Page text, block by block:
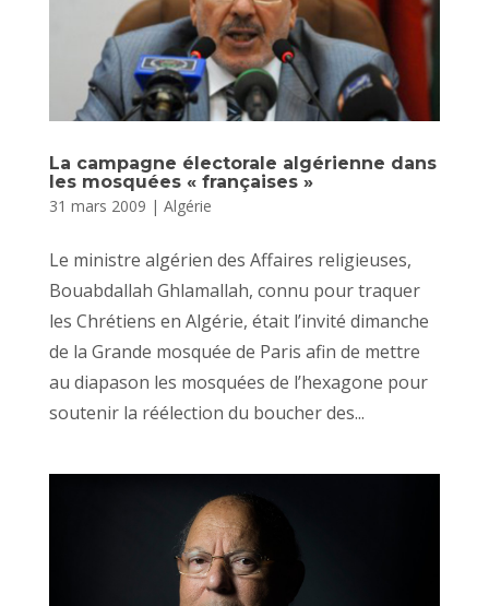
La campagne électorale algérienne dans
les mosquées « françaises »
31 mars 2009 | Algérie
Le ministre algérien des Affaires religieuses,
Bouabdallah Ghlamallah, connu pour traquer
les Chrétiens en Algérie, était l’invité dimanche
de la Grande mosquée de Paris afin de mettre
au diapason les mosquées de l’hexagone pour
soutenir la réélection du boucher des...